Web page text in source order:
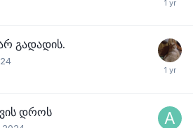
გადადის.
დროს